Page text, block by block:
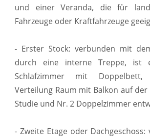
und einer Veranda, die für
Fahrzeuge oder Kraftfahrzeuge
- Erster Stock: verbunden mit
durch eine interne Treppe, ist
Schlafzimmer mit
Verteilung Raum mit Balkon auf der
Studie und Nr. 2 Doppelzimmer
- Zweite Etage oder